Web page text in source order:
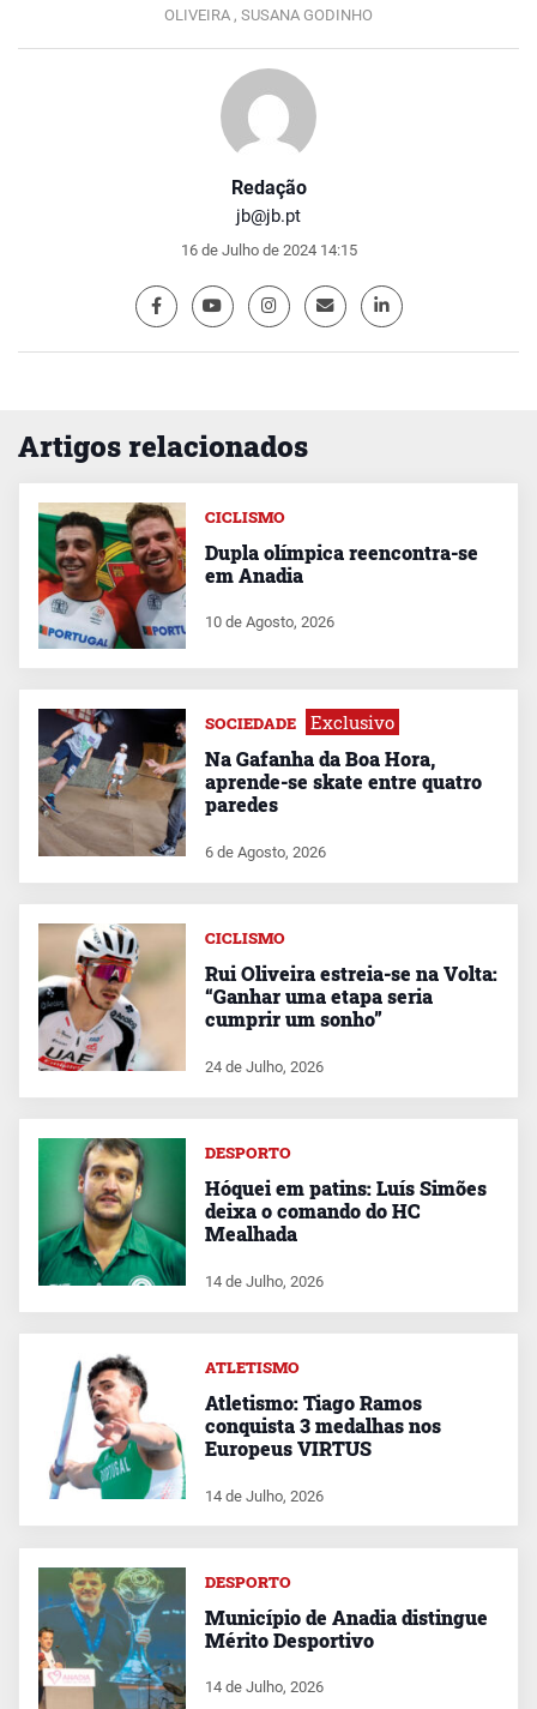
Redação
jb@jb.pt
16 de Julho de 2024 14:15
OLIVEIRA , SUSANA GODINHO
Artigos relacionados
CICLISMO
Dupla olímpica reencontra-se
em Anadia
10 de Agosto, 2026
SOCIEDADE Exclusivo
Na Gafanha da Boa Hora,
aprende-se skate entre quatro
paredes
6 de Agosto, 2026
CICLISMO
Rui Oliveira estreia-se na Volta:
“Ganhar uma etapa seria
cumprir um sonho”
24 de Julho, 2026
DESPORTO
Hóquei em patins: Luís Simões
deixa o comando do HC
Mealhada
14 de Julho, 2026
ATLETISMO
Atletismo: Tiago Ramos
conquista 3 medalhas nos
Europeus VIRTUS
14 de Julho, 2026
DESPORTO
Município de Anadia distingue
Mérito Desportivo
14 de Julho, 2026